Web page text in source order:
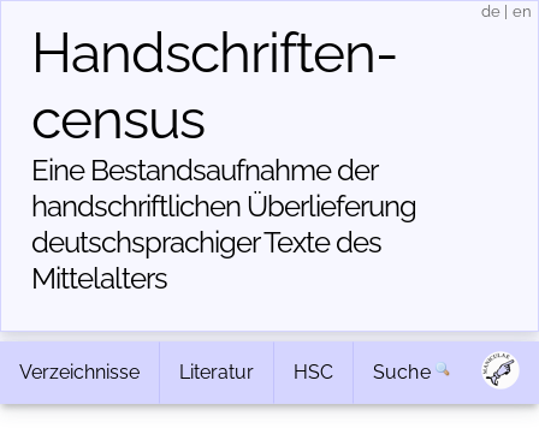
Handschriften­
census
Eine Bestandsaufnahme der
handschriftlichen Über­lieferung
deutschsprachiger Texte des
Mittelalters
de en
Verzeichnisse Literatur HSC Suche